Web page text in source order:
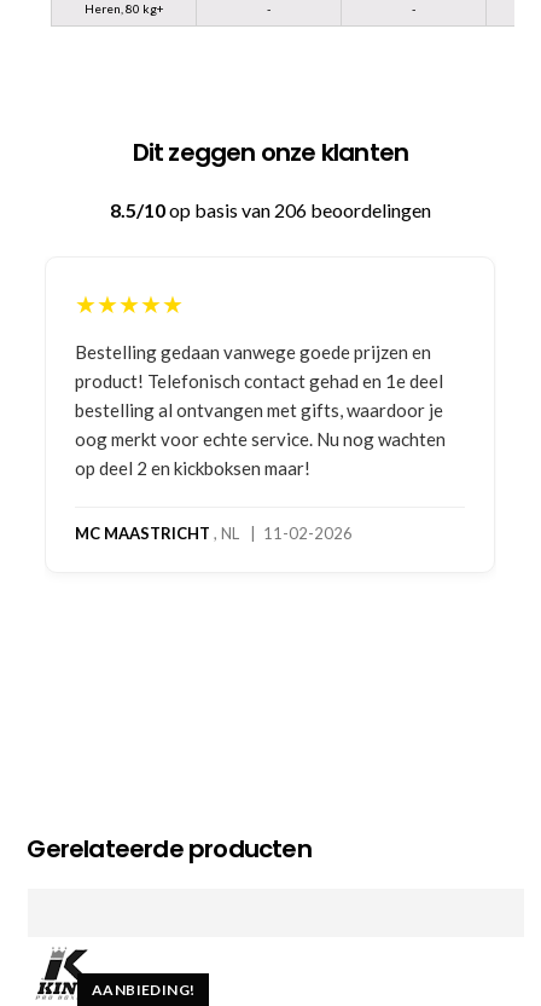
Heren, 80 kg+ - -
Dit zeggen onze klanten
8.5/10op basis van 206 beoordelingen
★★★★★
Bestelling gedaan vanwege goede prijzen en
product! Telefonisch contact gehad en 1e deel
bestelling al ontvangen met gifts, waardoor je
oog merkt voor echte service. Nu nog wachten
op deel 2 en kickboksen maar!
MC MAASTRICHT , NL | 11-02-2026
Gerelateerde producten
AANBIEDING!